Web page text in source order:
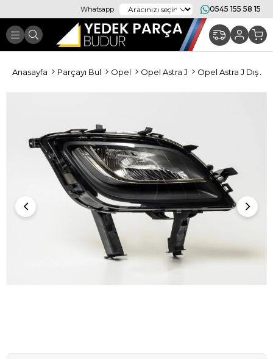
Whatsapp 0545 155 58 15
Anasayfa Parçayı Bul Opel Opel Astra J Opel Astra J Dış